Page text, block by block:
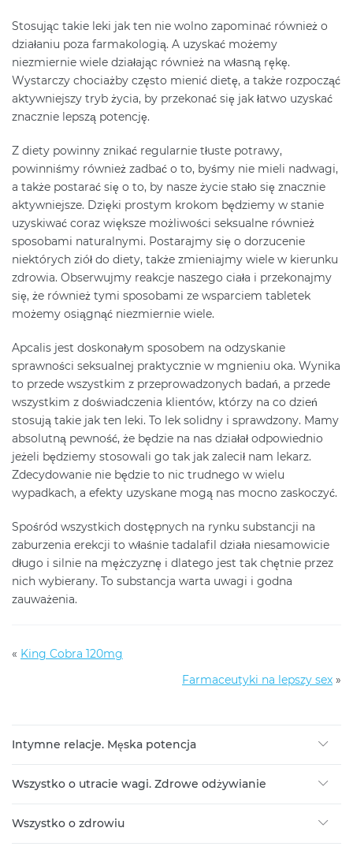
Stosując takie leki jak ten nie wolno zapominać również o
działaniu poza farmakologią. A uzyskać możemy
niezmiernie wiele działając również na własną rękę.
Wystarczy chociażby często mienić dietę, a także rozpocząć
aktywniejszy tryb życia, by przekonać się jak łatwo uzyskać
znacznie lepszą potencję.
Z diety powinny znikać regularnie tłuste potrawy,
powinniśmy również zadbać o to, byśmy nie mieli nadwagi,
a także postarać się o to, by nasze życie stało się znacznie
aktywniejsze. Dzięki prostym krokom będziemy w stanie
uzyskiwać coraz większe możliwości seksualne również
sposobami naturalnymi. Postarajmy się o dorzucenie
niektórych ziół do diety, także zmieniajmy wiele w kierunku
zdrowia. Obserwujmy reakcje naszego ciała i przekonajmy
się, że również tymi sposobami ze wsparciem tabletek
możemy osiągnąć niezmiernie wiele.
Apcalis jest doskonałym sposobem na odzyskanie
sprawności seksualnej praktycznie w mgnieniu oka. Wynika
to przede wszystkim z przeprowadzonych badań, a przede
wszystkim z doświadczenia klientów, którzy na co dzień
stosują takie jak ten leki. To lek solidny i sprawdzony. Mamy
absolutną pewność, że będzie na nas działał odpowiednio
jeżeli będziemy stosowali go tak jak zalecił nam lekarz.
Zdecydowanie nie będzie to nic trudnego w wielu
wypadkach, a efekty uzyskane mogą nas mocno zaskoczyć.
Spośród wszystkich dostępnych na rynku substancji na
zaburzenia erekcji to właśnie tadalafil działa niesamowicie
długo i silnie na mężczyznę i dlatego jest tak chętnie przez
nich wybierany. To substancja warta uwagi i godna
zauważenia.
« King Cobra 120mg
Farmaceutyki na lepszy sex »
Intymne relacje. Męska potencja
Wszystko o utracie wagi. Zdrowe odżywianie
Wszystko o zdrowiu